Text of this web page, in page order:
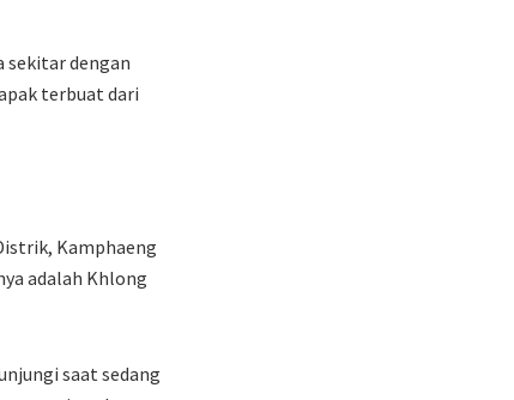
sekitar dengan
terbuat dari
Kamphaeng
adalah Khlong
saat sedang